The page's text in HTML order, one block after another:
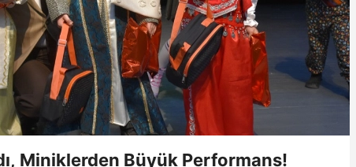
Miniklerden Büyük Performans!